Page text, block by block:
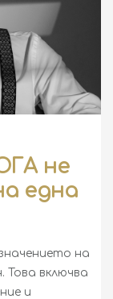
не
една
на
включва
и